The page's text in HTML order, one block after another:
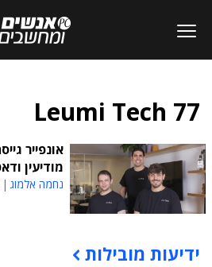
Leumi Tech 77
מודיעין
נחמה אלמוג
תוכן פרסומי
ידיעות מובילות